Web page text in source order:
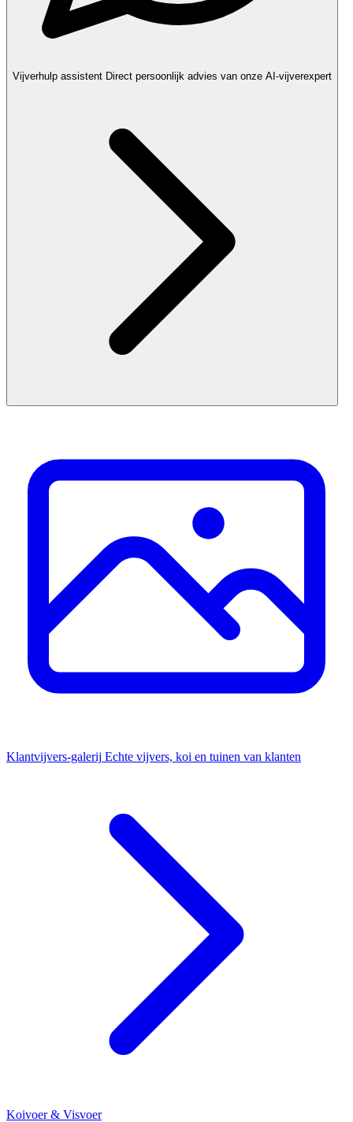
Vijverhulp assistent Direct persoonlijk advies van onze AI-vijverexpert
Klantvijvers-galerij Echte vijvers, koi en tuinen van klanten
Koivoer & Visvoer